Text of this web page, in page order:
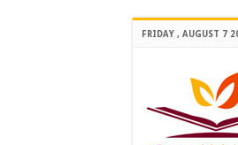
FRIDAY , AUGUST 7